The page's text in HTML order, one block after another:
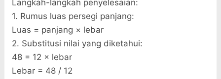
Langkah-langkah penyelesaian:
1. Rumus luas persegi panjang:
Luas = panjang × lebar
2. Substitusi nilai yang diketahui:
48 = 12 × lebar
Lebar = 48 / 12